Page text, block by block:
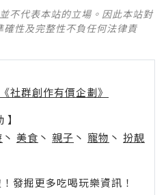
不代表本站的立場。因此本站對
性及完整性不負任何法律責
社群創作有價企劃》
丶 美食 丶 親子 丶 寵物 丶 扮靚
發掘更多吃喝玩樂資訊！